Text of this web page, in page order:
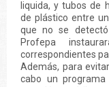
liquida, y tubos de
de plástico entre
que no se
Profepa
correspondientes
Además, para
cabo un